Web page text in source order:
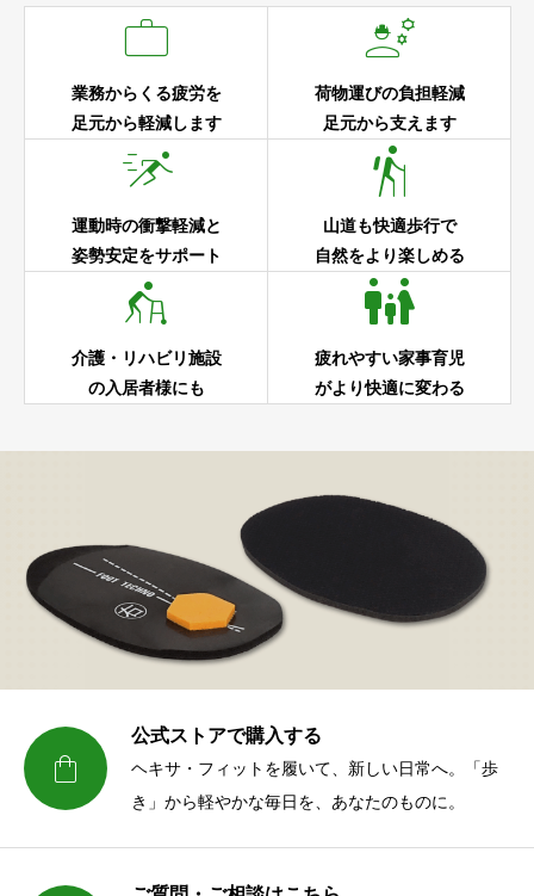

業務からくる疲労を
足元から軽減します

荷物運びの負担軽減
足元から支えます

運動時の衝撃軽減と
姿勢安定をサポート

山道も快適歩行で
自然をより楽しめる

介護・リハビリ施設
の入居者様にも

疲れやすい家事育児
がより快適に変わる

公式ストアで購入する
ヘキサ・フィットを履いて、新しい日常へ。「歩
き」から軽やかな毎日を、あなたのものに。